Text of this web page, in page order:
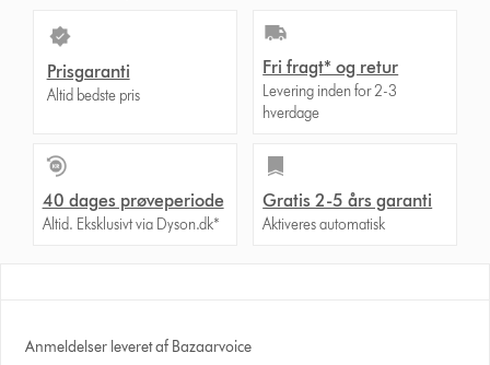
Prisgaranti
Altid bedste pris
Fri fragt* og retur
Levering inden for 2-3
hverdage
40 dages prøveperiode
Altid. Eksklusivt via Dyson.dk*
Gratis 2-5 års garanti
Aktiveres automatisk
Anmeldelser leveret af Bazaarvoice